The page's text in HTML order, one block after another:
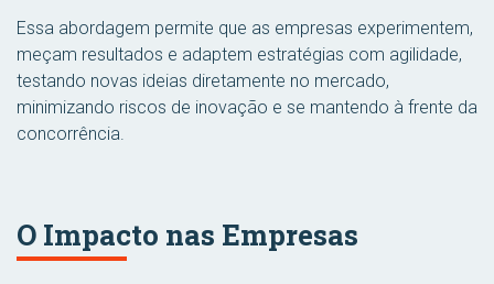
Essa abordagem permite que as empresas experimentem,
meçam resultados e adaptem estratégias com agilidade,
testando novas ideias diretamente no mercado,
minimizando riscos de inovação e se mantendo à frente da
concorrência.
O Impacto nas Empresas